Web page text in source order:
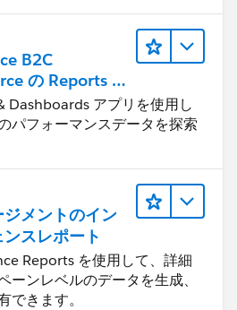
B2C
の Reports &
Dashboards アプリを使用し
パフォーマンスデータを探索
ジメントのイン
スレポート
Reports を使用して、詳細
ーンレベルのデータを生成、
できます。